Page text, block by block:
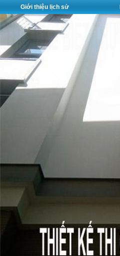
Giới thiệu lịch sử